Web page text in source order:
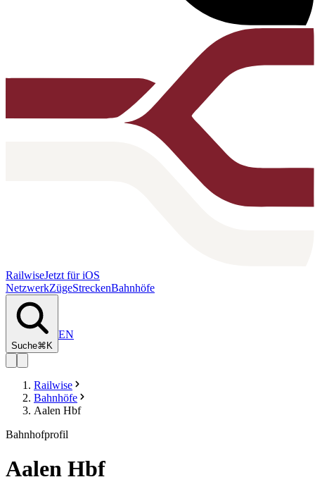
RailwiseJetzt für iOS
NetzwerkZügeStreckenBahnhöfe
Suche⌘K
EN
Railwise
Bahnhöfe
Aalen Hbf
Bahnhofprofil
Aalen Hbf